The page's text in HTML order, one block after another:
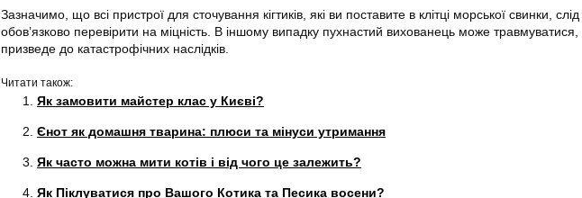
Зазначимо, що всі пристрої для сточування кігтиків, які ви поставите в клітці морської свинки, слід
обов’язково перевірити на міцність. В іншому випадку пухнастий вихованець може
призведе до катастрофічних наслідків.
Читати також:
Як замовити майстер клас у Києві?
Єнот як домашня тварина: плюси та мінуси утримання
Як часто можна мити котів і від чого це залежить?
Як Піклуватися про Вашого Котика та Песика восени?